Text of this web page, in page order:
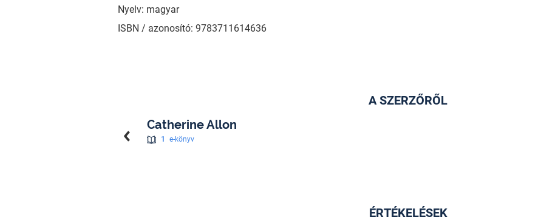
Nyelv: magyar
ISBN / azonosító: 9783711614636
A SZERZŐRŐL
Catherine Allon
1 e-könyv
ÉRTÉKELÉSEK